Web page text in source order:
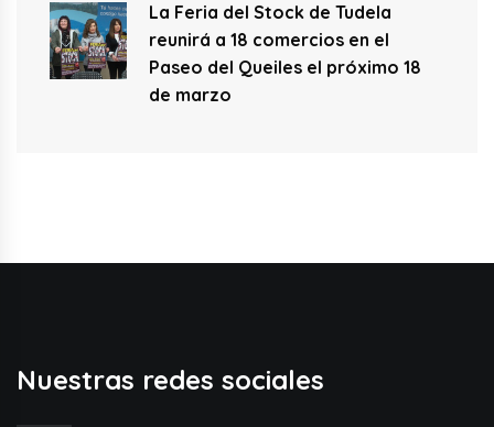
La Feria del Stock de Tudela
reunirá a 18 comercios en el
Paseo del Queiles el próximo 18
de marzo
Nuestras redes sociales